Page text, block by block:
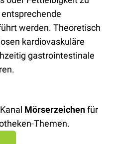
werden. Theoretisch
kardiovaskuläre
gastrointestinale
Mörserzeichenfür
Themen.